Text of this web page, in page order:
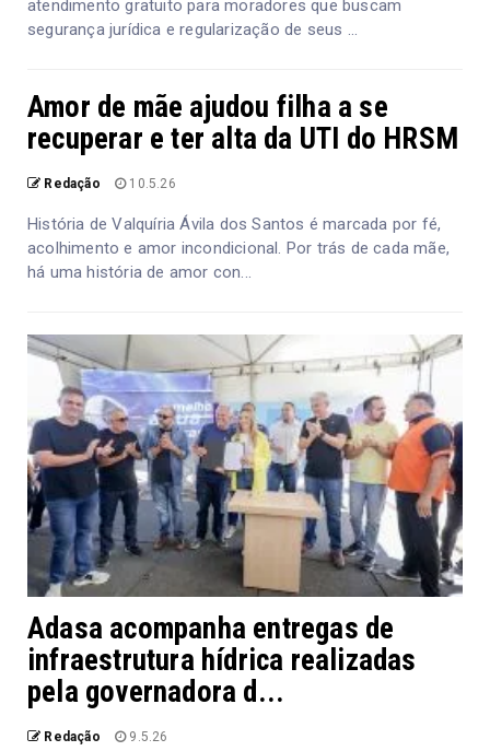
atendimento gratuito para moradores que buscam
segurança jurídica e regularização de seus ...
Amor de mãe ajudou filha a se
recuperar e ter alta da UTI do HRSM
Redação 10.5.26
História de Valquíria Ávila dos Santos é marcada por fé,
acolhimento e amor incondicional. Por trás de cada mãe,
há uma história de amor con...
Adasa acompanha entregas de
infraestrutura hídrica realizadas
pela governadora d...
Redação 9.5.26